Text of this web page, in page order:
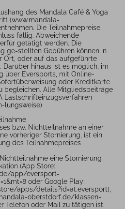
des Mandala Café & Yoga
(www.mandala-
Die Teilnahmepreise
fällig. Abweichende
getätigt werden. Die
ge-stellten Gebühren können in
Ort, oder auf das aufgeführte
Darüber hinaus ist es möglich, im
über Eversports, mit Online-
oder Kreditkarte
begleichen. Alle Mitgliedsbeiträge
Lastschrifteinzugsverfahren
lungsweise)
bzw. Nichtteilnahme an einer
vorheriger Stornierung, ist ein
des Teilnahmepreises
eine Stornierung
(App Store:
app/eversport-
oder Google Play:
apps/details?id=at.eversport),
oberstdorf.de/klassen-
Telefon oder Mail zu tätigen ist.